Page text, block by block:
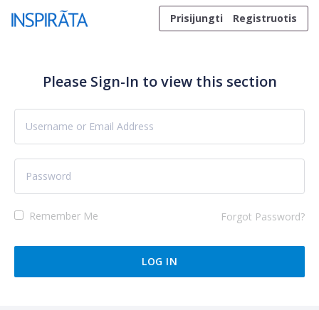
Skip to content
Prisijungti
Registruotis
Please Sign-In to view this section
Remember Me Forgot Password?